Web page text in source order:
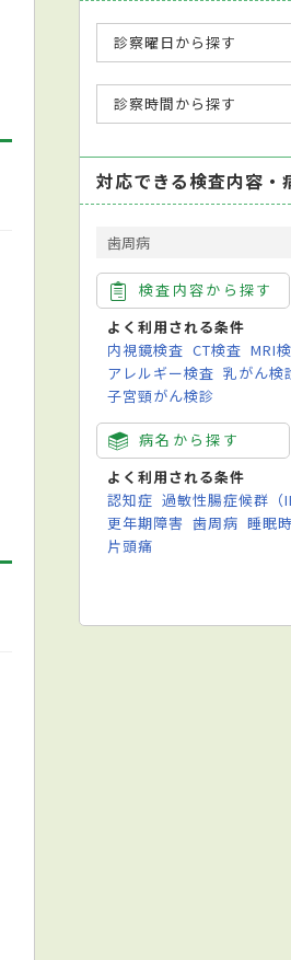
診察曜日から探す
診察時間から探す
対応できる検査内容・
歯周病
検査内容から探す
よく利用される条件
内視鏡検査 CT検査 MRI
アレルギー検査 乳がん検
子宮頸がん検診
病名から探す
よく利用される条件
認知症 過敏性腸症候群（
更年期障害 歯周病 睡眠
片頭痛